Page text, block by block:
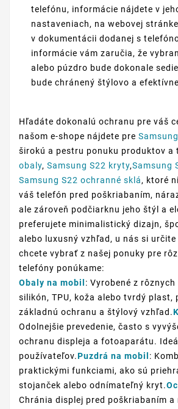
telefónu, informácie nájdete v
nastaveniach, na webovej
v dokumentácii dodanej s
informácie vám zaručia, že
alebo púzdro bude dokonale
bude chránený štýlovo a
Hľadáte dokonalú ochranu pre váš
našom e-shope nájdete pre
širokú a pestru ponuku produktov a
obaly, Samsung S22 kryty,Samsung
Samsung S22 ochranné sklá, ktoré
váš telefón pred poškriabaním,
ale zároveň podčiarknu jeho štýl a
preferujete minimalistický dizajn,
alebo luxusný vzhľad, u nás si
chcete vybrať z našej ponuky pre
telefóny ponúkame:
Obaly na mobil : Vyrobené z
silikón, TPU, koža alebo tvrdý plast,
základnú ochranu a štýlový vzhľad.
Odolnejšie prevedenie, často s
ochranu displeja a fotoaparátu.
používateľov.Puzdrá na mobil :
praktickými funkciami, ako sú
stojanček alebo odnímateľný kryt.
Chránia displej pred poškriabaním a